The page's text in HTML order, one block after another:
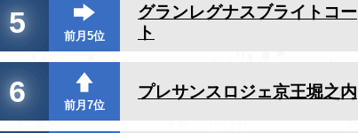
5 前月5位
グランレグナスブライトコー
ト
6 前月7位
プレサンスロジェ京王堀之内